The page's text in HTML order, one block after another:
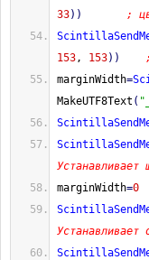
33) )
;
153, 153) )
marginWidth=
MakeUTF8Text (
Устанавливает
marginWidth=0
Устанавливает